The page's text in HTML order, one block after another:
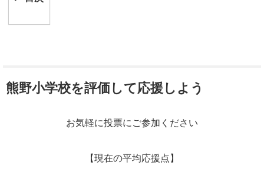
熊野小学校を評価して応援しよう
お気軽に投票にご参加ください
【現在の平均応援点】